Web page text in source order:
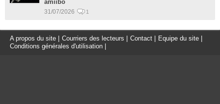
amiibo
31/07/2026 1
A propos du site Courriers des lecteurs Contact Equipe du site
Conditions générales d'utilisation